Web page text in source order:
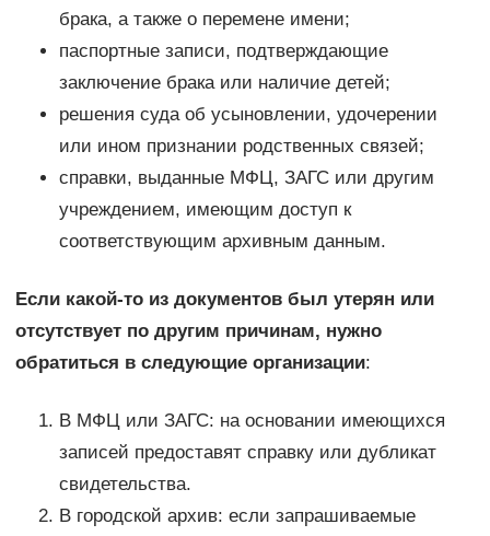
брака, а также о перемене имени;
паспортные записи, подтверждающие
заключение брака или наличие детей;
решения суда об усыновлении, удочерении
или ином признании родственных связей;
справки, выданные МФЦ, ЗАГС или другим
учреждением, имеющим доступ к
соответствующим архивным данным.
Если какой-то из документов был утерян или
отсутствует по другим причинам, нужно
обратиться в следующие организации:
В МФЦ или ЗАГС: на основании имеющихся
записей предоставят справку или дубликат
свидетельства.
В городской архив: если запрашиваемые